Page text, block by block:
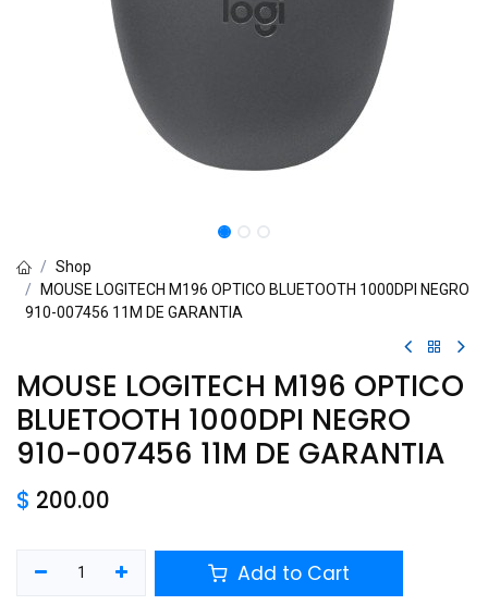
Shop
MOUSE LOGITECH M196 OPTICO BLUETOOTH 1000DPI NEGRO
910-007456 11M DE GARANTIA
MOUSE LOGITECH M196 OPTICO
BLUETOOTH 1000DPI NEGRO
910-007456 11M DE GARANTIA
$ 200.00
Add to Cart